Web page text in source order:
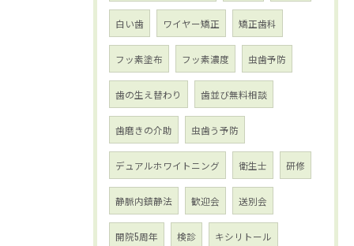
白い歯 ワイヤー矯正 矯正歯科
フッ素塗布 フッ素濃度 虫歯予防
歯の生え替わり 歯並び無料相談
歯磨きの介助 虫歯う予防
デュアルホワイトニング 衛生士 研修
静脈内鎮静法 歓迎会 送別会
開院5周年 検診 キシリトール